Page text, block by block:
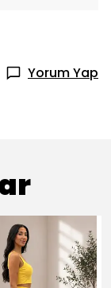
Yorum Yap